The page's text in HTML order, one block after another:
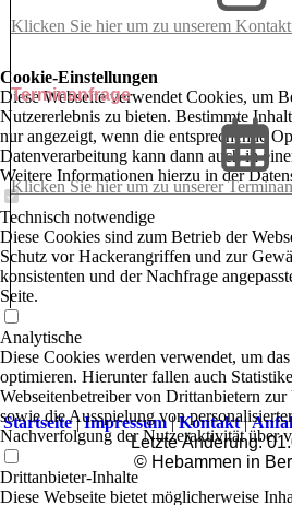
Klicken Sie hier um zu unserem
Terminanfrage
Klicken Sie hier um zu unserer
Startseite|Impressum|Kontakt|
Letzte Änderung:
© Hebammen in
Cookie-Einstellungen
Diese Webseite verwendet Cookies, um
Nutzererlebnis zu bieten. Bestimmte
nur angezeigt, wenn die entsprechende
Datenverarbeitung kann dann auch in
Weitere Informationen hierzu in der
Technisch notwendige
Diese Cookies sind zum Betrieb der
Schutz vor Hackerangriffen und zur
konsistenten und der Nachfrage
Seite.
Analytische
Diese Cookies werden verwendet, um
optimieren. Hierunter fallen auch
Webseitenbetreiber von Drittanbietern
sowie die Ausspielung von
Nachverfolgung der Nutzeraktivität über
Drittanbieter-Inhalte
Diese Webseite bietet möglicherweise